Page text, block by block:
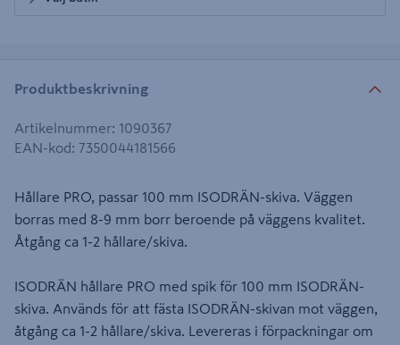
Produktbeskrivning
Artikelnummer: 1090367
EAN-kod: 7350044181566
Hållare PRO, passar 100 mm ISODRÄN-skiva. Väggen
borras med 8-9 mm borr beroende på väggens kvalitet.
Åtgång ca 1-2 hållare/skiva.
ISODRÄN hållare PRO med spik för 100 mm ISODRÄN-
skiva. Används för att fästa ISODRÄN-skivan mot väggen,
åtgång ca 1-2 hållare/skiva. Levereras i förpackningar om